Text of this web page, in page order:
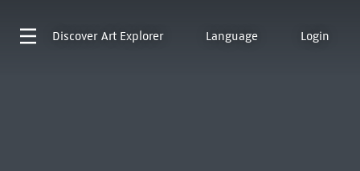
Discover Art Explorer Language Login